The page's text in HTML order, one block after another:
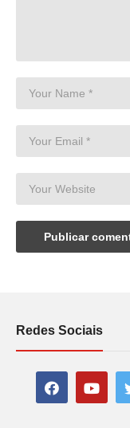
Redes Sociais